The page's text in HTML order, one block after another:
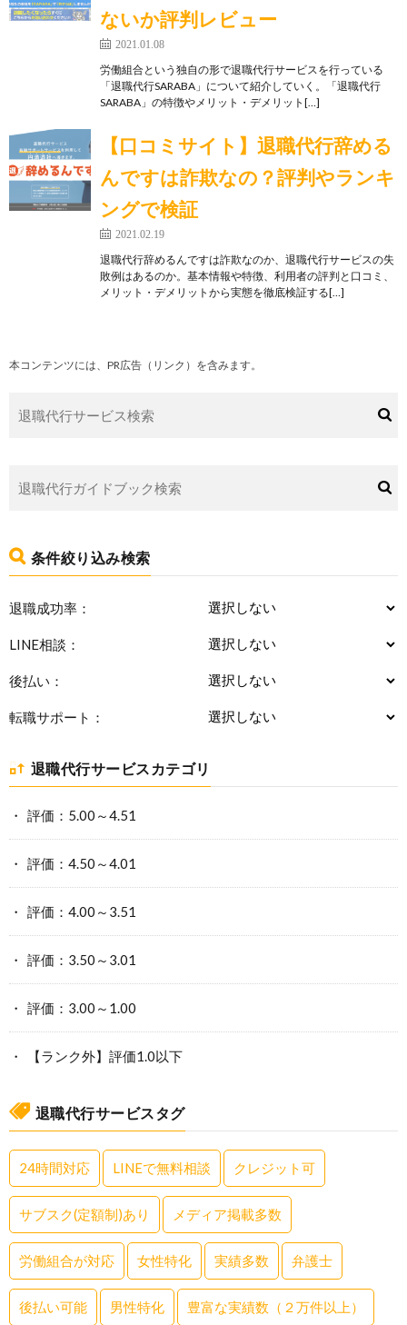
ないか評判レビュー
2021.01.08
労働組合という独自の形で退職代行サービスを行っている
「退職代行SARABA」について紹介していく。「退職代行
SARABA」の特徴やメリット・デメリット[…]
【口コミサイト】退職代行辞める
んですは詐欺なの？評判やランキ
ングで検証
2021.02.19
退職代行辞めるんですは詐欺なのか、退職代行サービスの失
敗例はあるのか。基本情報や特徴、利用者の評判と口コミ、
メリット・デメリットから実態を徹底検証する[…]
本コンテンツには、PR広告（リンク）を含みます。
条件絞り込み検索
退職成功率：
LINE相談：
後払い：
転職サポート：
退職代行サービスカテゴリ
評価：5.00～4.51
評価：4.50～4.01
評価：4.00～3.51
評価：3.50～3.01
評価：3.00～1.00
【ランク外】評価1.0以下
退職代行サービスタグ
24時間対応 LINEで無料相談 クレジット可
サブスク(定額制)あり メディア掲載多数
労働組合が対応 女性特化 実績多数 弁護士
後払い可能 男性特化 豊富な実績数（２万件以上）